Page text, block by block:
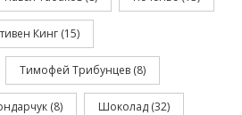
Кинг (15)
Тимофей Трибунцев (8)
(8) Шоколад (32)